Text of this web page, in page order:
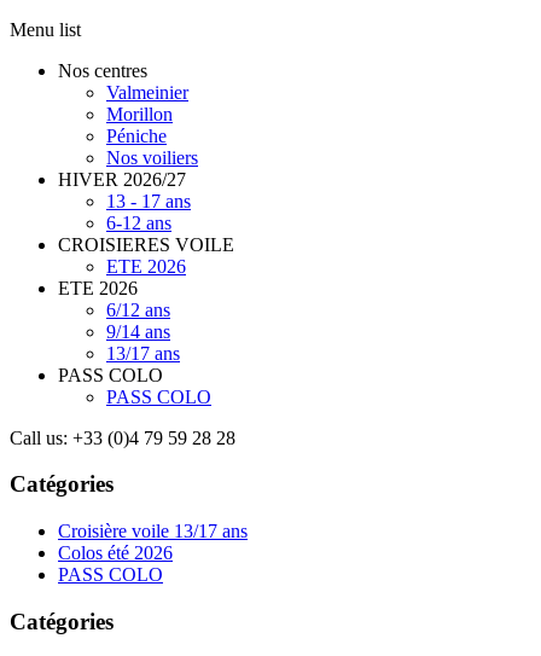
Menu list
Nos centres
Valmeinier
Morillon
Péniche
Nos voiliers
HIVER 2026/27
13 - 17 ans
6-12 ans
CROISIERES VOILE
ETE 2026
ETE 2026
6/12 ans
9/14 ans
13/17 ans
PASS COLO
PASS COLO
Call us: +33 (0)4 79 59 28 28
Catégories
Croisière voile 13/17 ans
Colos été 2026
PASS COLO
Catégories